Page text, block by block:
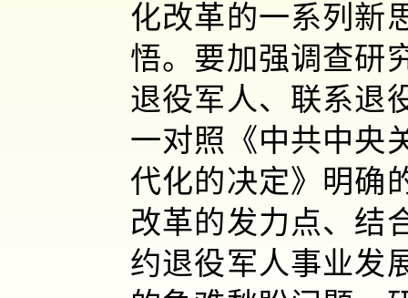
化改革的一系列新
悟。要加强调查研
退役军人、联系退
一对照《中共中央
代化的决定》明确
改革的发力点、结
约退役军人事业发